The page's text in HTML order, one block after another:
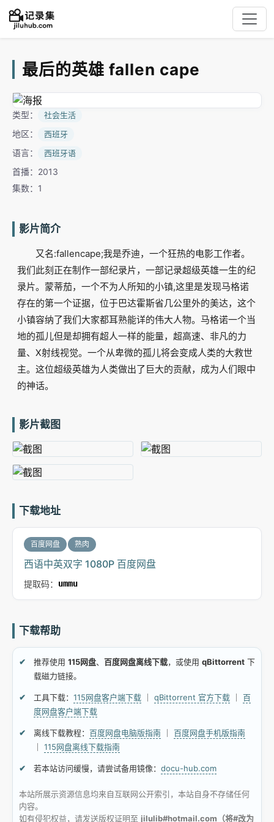
最后的英雄 fallen cape
类型： 社会生活
地区： 西班牙
语言： 西班牙语
首播：2013
集数：1
影片简介
又名:fallencape;我是乔迪，一个狂热的电影工作者。
我们此刻正在制作一部纪录片，一部记录超级英雄一生的纪
录片。蒙蒂茄，一个不为人所知的小镇,这里是发现马格诺
存在的第一个证据，位于巴达霍斯省几公里外的美达，这个
小镇容纳了我们大家都耳熟能详的伟大人物。马格诺一个当
地的孤儿但是却拥有超人一样的能量，超高速、非凡的力
量、X射线视觉。一个从卑微的孤儿将会变成人类的大救世
主。这位超级英雄为人类做出了巨大的贡献，成为人们眼中
的神话。
影片截图
下载地址
百度网盘 熟肉
西语中英双字 1080P 百度网盘
提取码： ummu
下载帮助
推荐使用 115网盘、 百度网盘离线下载，或使用 qBittorrent 下
载磁力链接。
工具下载： 115网盘客户端下载 qBittorrent 官方下载
百
度网盘客户端下载
离线下载教程： 百度网盘电脑版指南
百度网盘手机版指南
115网盘离线下载指南
若本站访问缓慢，请尝试备用镜像： docu-hub.com
本站所展示资源信息均来自互联网公开索引，本站自身不存储任何
内容。
如有侵犯权益，请发送版权证明至 jilulib#hotmail.com（将#改为